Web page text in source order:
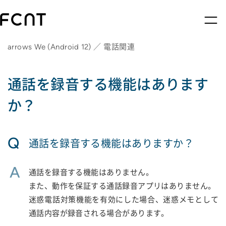
arrows We (Android 12) ／ 電話関連
通話を録音する機能はあります
か？
Q 通話を録音する機能はありますか？
A
通話を録音する機能はありません。
また、動作を保証する通話録音アプリはありません。
迷惑電話対策機能を有効にした場合、迷惑メモとして
通話内容が録音される場合があります。